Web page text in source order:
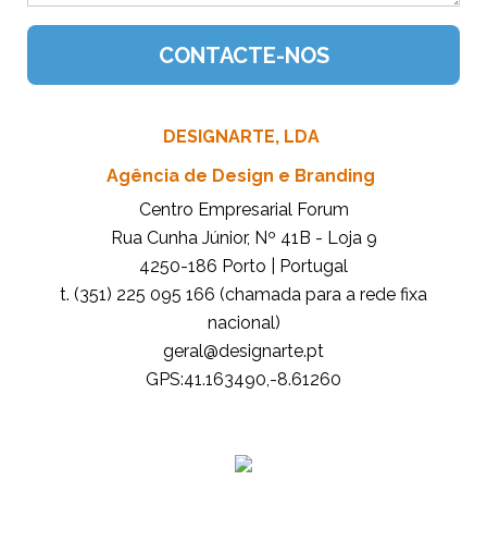
DESIGNARTE, LDA
Agência de Design e Branding
Centro Empresarial Forum
Rua Cunha Júnior, Nº 41B - Loja 9
4250-186 Porto | Portugal
t. (351) 225 095 166 (chamada para a rede fixa
nacional)
tp.etrangised@lareg
GPS:41.163490,-8.61260